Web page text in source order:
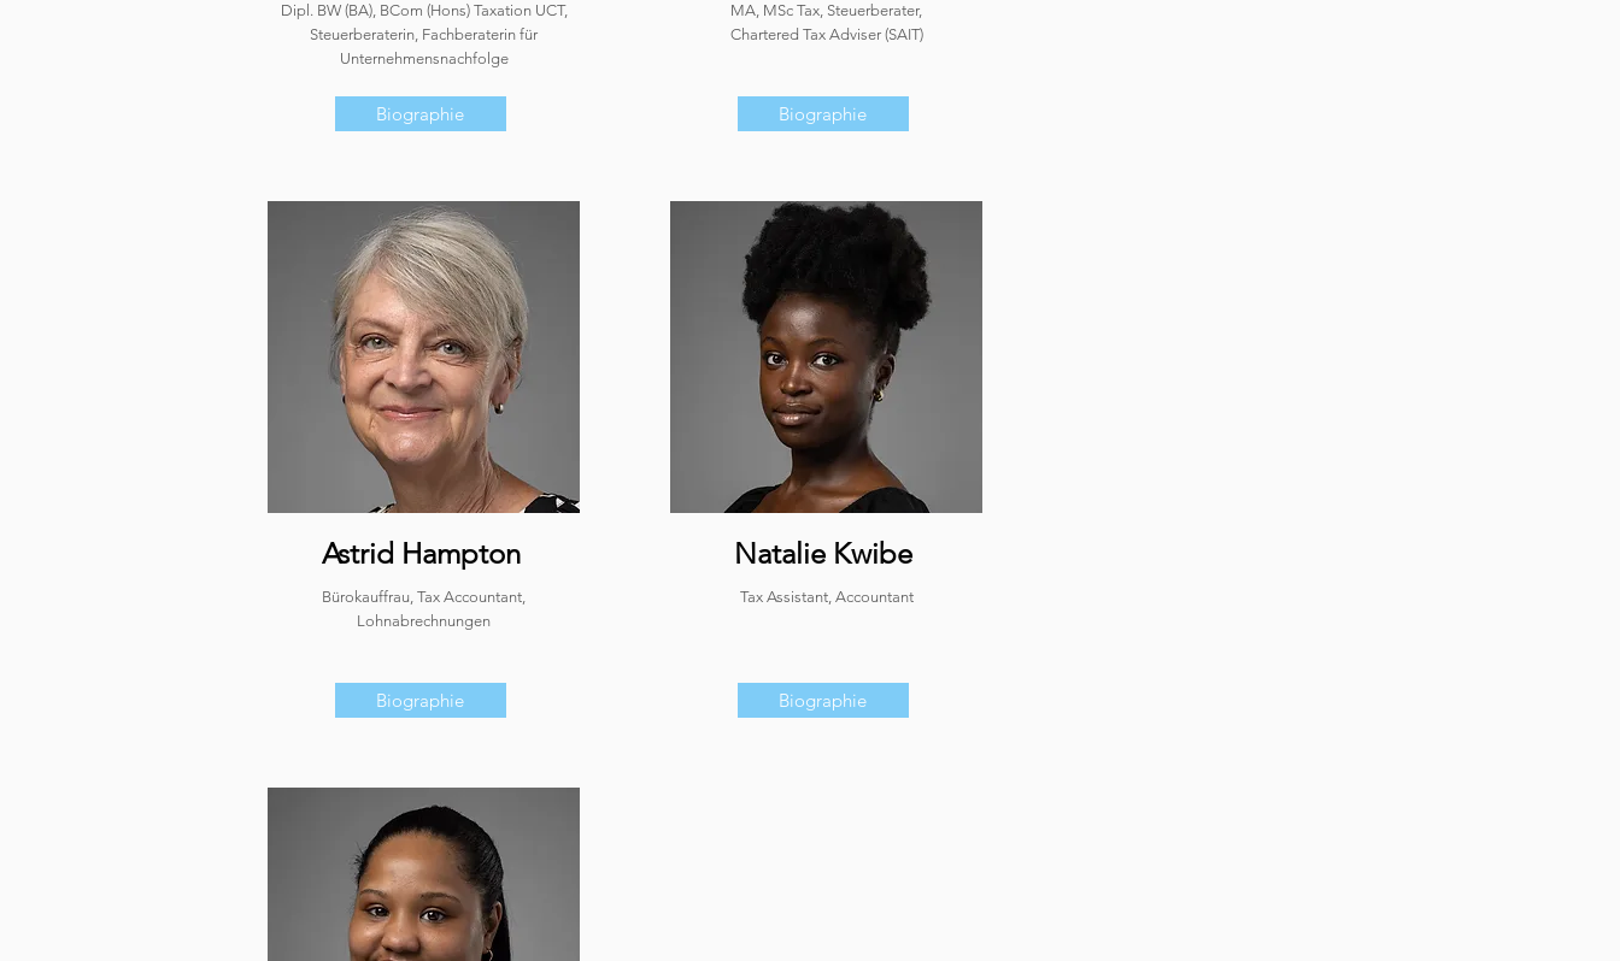
Dipl. BW (BA), BCom (Hons) Taxation UCT,
Steuerberaterin, Fachberaterin für
Unternehmensnachfolge
Biographie
Astrid Hampton
Bürokauffrau, Tax Accountant,
Lohnabrechnungen
Biographie
MA, MSc Tax, Steuerberater,
Chartered Tax Adviser (SAIT)
Biographie
Natalie Kwibe
Tax Assistant, Accountant
Biographie